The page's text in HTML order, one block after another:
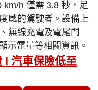
km/h 僅需 3.8 秒，足
感的駕駛者。設備上
無線充電及電尾門
示電量等相關資訊。
l 汽車保險低至